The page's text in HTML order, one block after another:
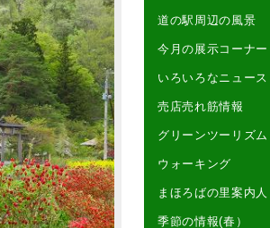
道の駅周辺の風景
今月の展示コーナー
いろいろなニュース
売店売れ筋情報
グリーンツーリズム
ウォーキング
まほろばの里案内人
季節の情報(春）